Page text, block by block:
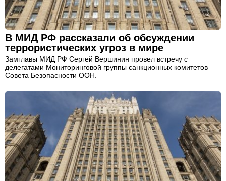
В МИД РФ рассказали об обсуждении
террористических угроз в мире
Замглавы МИД РФ Сергей Вершинин провел встречу с
делегатами Мониторинговой группы санкционных комитетов
Совета Безопасности ООН.